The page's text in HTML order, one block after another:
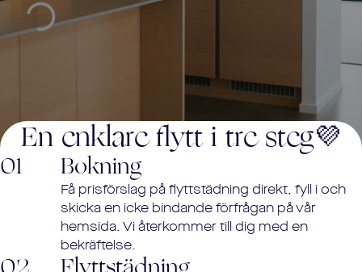
En enklare flytt i tre steg💜
01 Bokning
Få prisförslag på flyttstädning direkt, fyll i och
skicka en icke bindande förfrågan på vår
hemsida. Vi återkommer till dig med en
bekräftelse.